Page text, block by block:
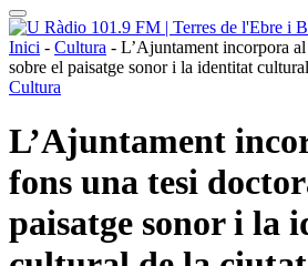
Inici - Cultura - L’Ajuntament incorpora
sobre el paisatge sonor i la identitat
Cultura
L’Ajuntament
fons una tesi
paisatge sonor i la